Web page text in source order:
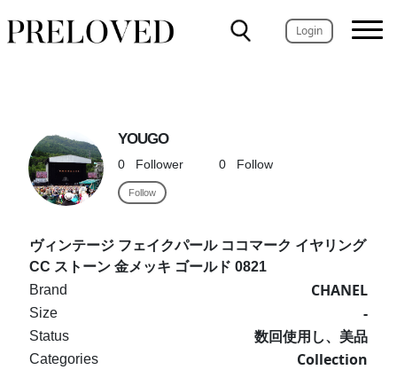
Login
YOUGO
0 Follower 0 Follow
Follow
ヴィンテージ フェイクパール ココマーク イヤリング
CC ストーン 金メッキ ゴールド 0821
Brand
CHANEL
Size -
Status 数回使用し、美品
Categories Collection